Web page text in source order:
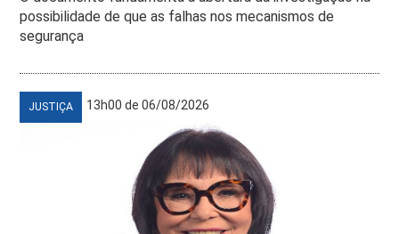
possibilidade de que as falhas nos mecanismos de
segurança
JUSTIÇA 13h00 de 06/08/2026